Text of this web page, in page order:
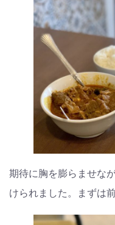
期待に胸を膨らませな
けられました。まずは